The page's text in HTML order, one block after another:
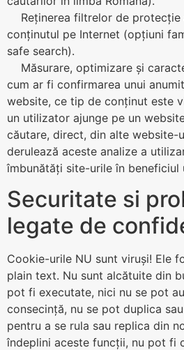
Reținerea filtrelor de protecție
conținutul pe Internet (opțiuni
safe search).
Măsurare, optimizare și
cum ar fi confirmarea unui
website, ce tip de conținut este
un utilizator ajunge pe un
căutare, direct, din alte website-
derulează aceste analize a
îmbunătăți site-urile în beneficiul
Securitate si
legate de
Cookie-urile NU sunt viruși! Ele
plain text. Nu sunt alcătuite din
pot fi executate, nici nu se pot
consecință, nu se pot duplica
pentru a se rula sau replica din
îndeplini aceste funcții, nu pot fi